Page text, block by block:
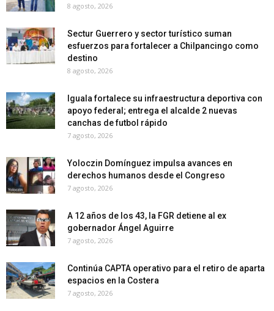
8 agosto, 2026
Sectur Guerrero y sector turístico suman
esfuerzos para fortalecer a Chilpancingo como
destino
8 agosto, 2026
Iguala fortalece su infraestructura deportiva con
apoyo federal; entrega el alcalde 2 nuevas
canchas de futbol rápido
7 agosto, 2026
Yoloczin Domínguez impulsa avances en
derechos humanos desde el Congreso
7 agosto, 2026
A 12 años de los 43, la FGR detiene al ex
gobernador Ángel Aguirre
7 agosto, 2026
Continúa CAPTA operativo para el retiro de aparta
espacios en la Costera
7 agosto, 2026